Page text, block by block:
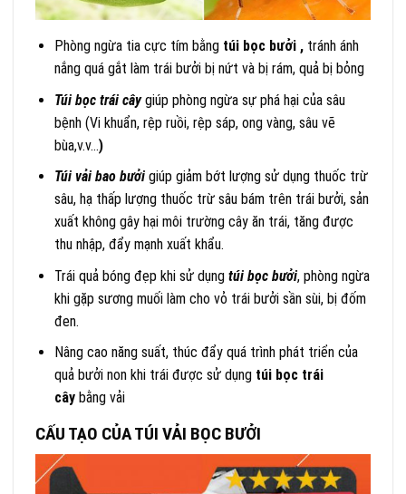
Phòng ngừa tia cực tím bằng túi bọc bưởi , tránh ánh
nắng quá gắt làm trái bưởi bị nứt và bị rám, quả bị bỏng
Túi bọc trái câygiúp phòng ngừa sự phá hại của sâu
bệnh (Vi khuẩn, rệp ruồi, rệp sáp, ong vàng, sâu vẽ
bùa,v.v…)
Túi vải bao bưởi giúp giảm bớt lượng sử dụng thuốc trừ
sâu, hạ thấp lượng thuốc trừ sâu bám trên trái bưởi, sản
xuất không gây hại môi trường cây ăn trái, tăng được
thu nhập, đẩy mạnh xuất khẩu.
Trái quả bóng đẹp khi sử dụng túi bọc bưởi, phòng ngừa
khi gặp sương muối làm cho vỏ trái bưởi sần sùi, bị đốm
đen.
Nâng cao năng suất, thúc đẩy quá trình phát triển của
quả bưởi non khi trái được sử dụng túi bọc trái
câybằng vải
CẤU TẠO CỦA TÚI VẢI BỌC BƯỞI